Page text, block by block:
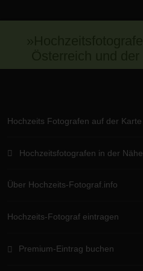
Hochzeits Fotografen auf der Karte
Hochzeitsfotografen in der Nähe
Über Hochzeits-Fotograf.info
Hochzeits-Fotograf eintragen
Premium-Eintrag buchen